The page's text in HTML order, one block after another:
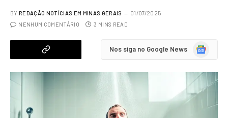
BY REDAÇÃO NOTÍCIAS EM MINAS GERAIS
01/07/2025
NENHUM COMENTÁRIO
3 MINS READ
Nos siga no Google News
Google